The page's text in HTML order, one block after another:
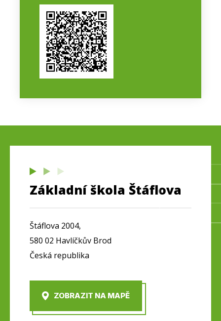
Základní škola Štáflova
Štáflova 2004,
580 02 Havlíčkův Brod
Česká republika
ZOBRAZIT NA MAPĚ